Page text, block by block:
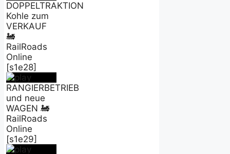
DOPPELTRAKTION
Kohle zum
VERKAUF
🚂
RailRoads
Online
[s1e28]
RANGIERBETRIEB
und neue
WAGEN 🚂
RailRoads
Online
[s1e29]